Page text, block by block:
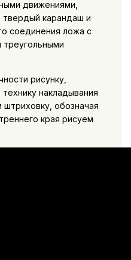
движениями,
твердый карандаш и
соединения ложа с
рисунку,
накладывания
обозначая
края рисуем